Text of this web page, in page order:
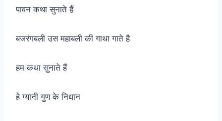
पावन कथा सुनाते हैं
बजरंगबली उस महाबली की गाथा गाते है
हम कथा सुनाते हैं
हे ग्यानी गुण के निधान